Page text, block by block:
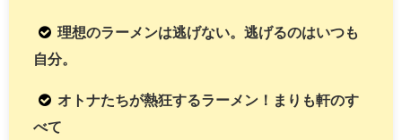
理想のラーメンは逃げない。逃げるのはいつも
自分。
オトナたちが熱狂するラーメン！まりも軒のす
べて